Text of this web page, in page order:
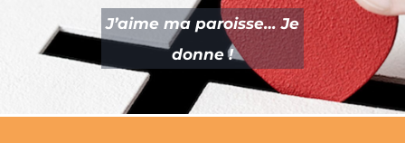
J’aime ma paroisse… Je
donne !